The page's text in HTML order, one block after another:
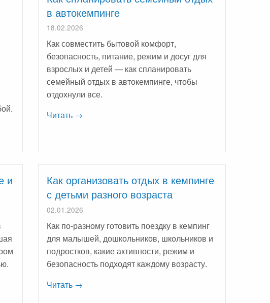
в автокемпинге
18.02.2026
Как совместить бытовой комфорт,
безопасность, питание, режим и досуг для
взрослых и детей — как спланировать
семейный отдых в автокемпинге, чтобы
отдохнули все.
Читать →
и
Как организовать отдых в кемпинге
с детьми разного возраста
02.01.2026
Как по-разному готовить поездку в кемпинг
для малышей, дошкольников, школьников и
подростков, какие активности, режим и
безопасность подходят каждому возрасту.
Читать →